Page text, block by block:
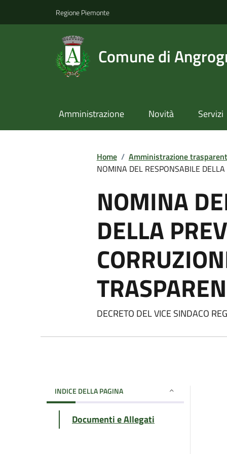
Regione Piemonte
Comune di
Amministrazione Novità Servizi
Home / Amministrazione
NOMINA DEL RESPONSABILE DELLA
NOMINA
DELLA
DECRETO DEL VICE SINDACO
INDICE DELLA PAGINA
Documenti e Allegati